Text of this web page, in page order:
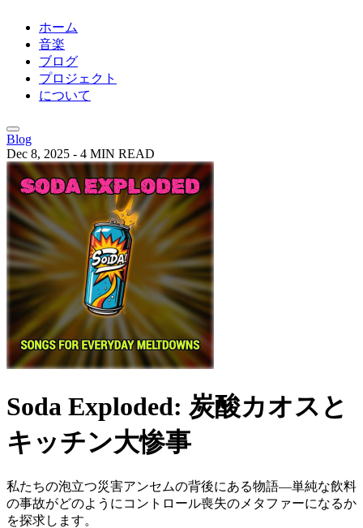
ホーム
音楽
ブログ
プロジェクト
について
Blog
Dec 8, 2025 - 4 MIN READ
Soda Exploded: 炭酸カオスと
キッチン大惨事
私たちの泡立つ災害アンセムの背後にある物語—単純な飲料
の事故がどのようにコントロール喪失のメタファーになるか
を探求します。